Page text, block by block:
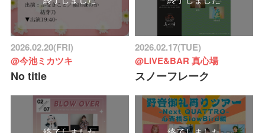
2026.02.20(FRI)
@今池ミカツキ
No title
2026.02.17(TUE)
@LIVE&BAR 真心場
スノーフレーク